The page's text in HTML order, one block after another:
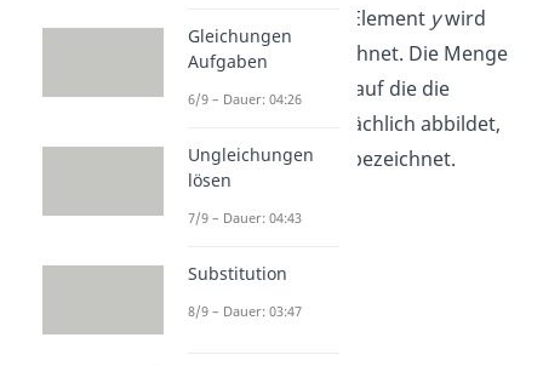
zugeordnet. Dieses Element ywird
auch mit
bezeichnet. Die Menge
der Elemente aus
, auf die die
Abbildung auch tatsächlich abbildet,
wird alsBildmenge bezeichnet.
Gleichungen
Aufgaben
6/9 – Dauer: 04:26
Ungleichungen
lösen
7/9 – Dauer: 04:43
Substitution
8/9 – Dauer: 03:47